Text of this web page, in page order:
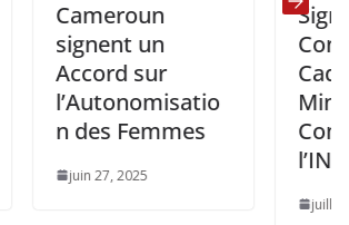
Cameroun
signent un
Accord sur
l’Autonomisatio
n des Femmes
juin 27, 2025
Signature
Cadre
Ministère
l’INP-HB
juillet 18, 2025